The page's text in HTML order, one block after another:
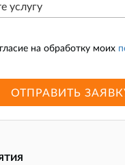
услугу
на обработку моих
ОТПРАВИТЬ